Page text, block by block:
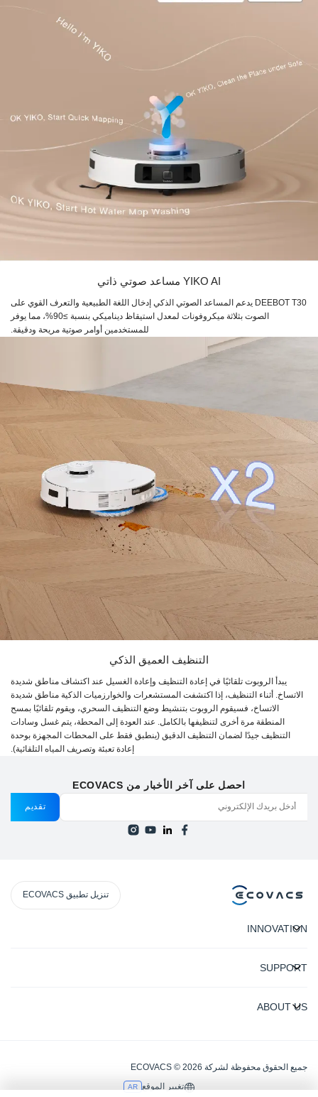
YIKO AI مساعد صوتي ذاتي
DEEBOT T30 يدعم المساعد الصوتي الذكي إدخال اللغة الطبيعية والتعرف القوي على
الصوت بثلاثة ميكروفونات لمعدل استيقاظ ديناميكي بنسبة ≥90%، مما يوفر
للمستخدمين أوامر صوتية مريحة ودقيقة.
التنظيف العميق الذكي
يبدأ الروبوت تلقائيًا في إعادة التنظيف وإعادة الغسيل عند اكتشاف مناطق شديدة
الاتساخ. أثناء التنظيف، إذا اكتشفت المستشعرات والخوارزميات الذكية مناطق شديدة
الاتساخ، فسيقوم الروبوت بتنشيط وضع التنظيف السحري، ويقوم تلقائيًا بمسح
المنطقة مرة أخرى لتنظيفها بالكامل. عند العودة إلى المحطة، يتم غسل وسادات
التنظيف جيدًا لضمان التنظيف الدقيق (ينطبق فقط على المحطات المجهزة بوحدة
إعادة تعبئة وتصريف المياه التلقائية).
احصل على آخر الأخبار من ECOVACS
تقديم
تنزيل تطبيق ECOVACS
INNOVATION
SUPPORT
ABOUT US
جميع الحقوق محفوظة لشركة ECOVACS © 2026
تغيير الموقع AR